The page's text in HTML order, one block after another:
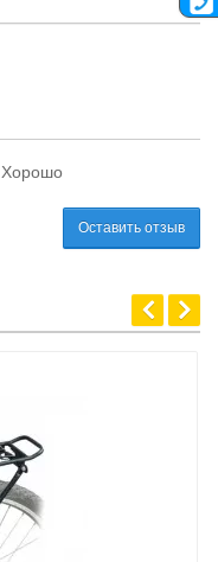
Хорошо
Оставить отзыв